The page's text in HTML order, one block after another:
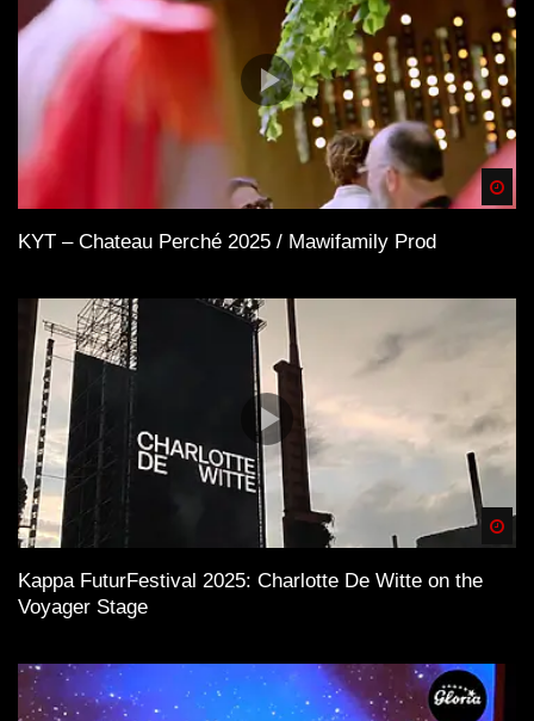
KYT – Chateau Perché 2025 / Mawifamily Prod
Kappa FuturFestival 2025: Charlotte De Witte on the
Voyager Stage